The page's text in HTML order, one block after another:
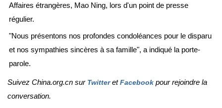
Affaires étrangères, Mao Ning, lors d'un point de presse
régulier.
"Nous présentons nos profondes condoléances pour le disparu
et nos sympathies sincères à sa famille", a indiqué la porte-
parole.
Suivez China.org.cn sur Twitter etFacebook pour rejoindre la
conversation.